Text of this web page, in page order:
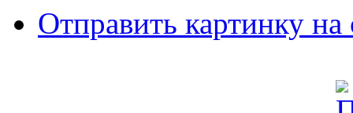
Отправить картинку на